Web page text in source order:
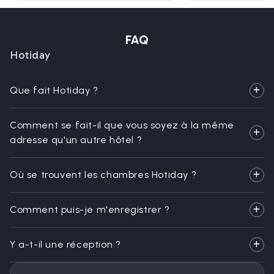
FAQ
Hotiday
Que fait Hotiday ?
Comment se fait-il que vous soyez à la même
adresse qu'un autre hôtel ?
Où se trouvent les chambres Hotiday ?
Comment puis-je m'enregistrer ?
Y a-t-il une réception ?